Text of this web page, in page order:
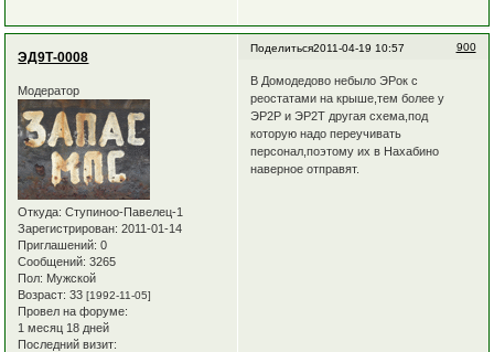
Поделиться 900
2011-04-19 10:57
ЭД9Т-0008
Модератор
Откуда: Ступиноо-Павелец-1
Зарегистрирован: 2011-01-14
Приглашений: 0
Сообщений: 3265
Пол: Мужской
Возраст: 33[1992-11-05]
Провел на форуме:
1 месяц 18 дней
Последний визит:
В Домодедово небыло ЭРок с
реостатами на крыше,тем более у
ЭР2Р и ЭР2Т другая схема,под
которую надо переучивать
персонал,поэтому их в Нахабино
наверное отправят.